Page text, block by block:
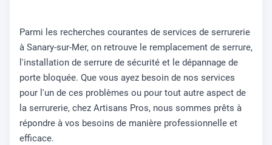
Parmi les recherches courantes de services de serrurerie
à Sanary-sur-Mer, on retrouve le remplacement de serrure,
l'installation de serrure de sécurité et le dépannage de
porte bloquée. Que vous ayez besoin de nos services
pour l'un de ces problèmes ou pour tout autre aspect de
la serrurerie, chez Artisans Pros, nous sommes prêts à
répondre à vos besoins de manière professionnelle et
efficace.